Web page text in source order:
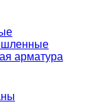
арматура